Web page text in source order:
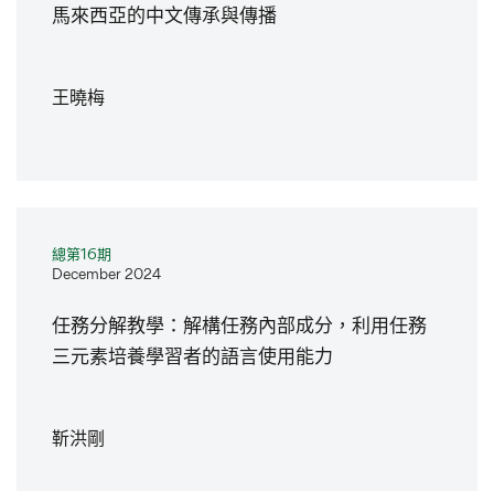
馬來西亞的中文傳承與傳播
王曉梅
總第16期
December 2024
任務分解教學：解構任務內部成分，利用任務
三元素培養學習者的語言使用能力
靳洪剛